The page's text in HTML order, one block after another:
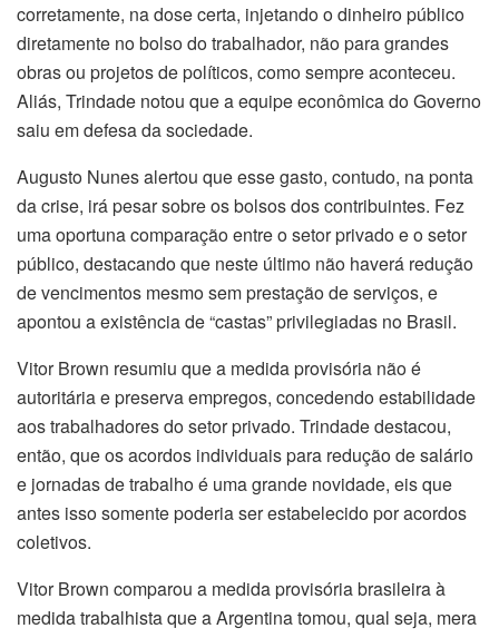
corretamente, na dose certa, injetando o dinheiro público
diretamente no bolso do trabalhador, não para grandes
obras ou projetos de políticos, como sempre aconteceu.
Aliás, Trindade notou que a equipe econômica do Governo
saiu em defesa da sociedade.
Augusto Nunes alertou que esse gasto, contudo, na ponta
da crise, irá pesar sobre os bolsos dos contribuintes. Fez
uma oportuna comparação entre o setor privado e o setor
público, destacando que neste último não haverá redução
de vencimentos mesmo sem prestação de serviços, e
apontou a existência de “castas” privilegiadas no Brasil.
Vitor Brown resumiu que a medida provisória não é
autoritária e preserva empregos, concedendo estabilidade
aos trabalhadores do setor privado. Trindade destacou,
então, que os acordos individuais para redução de salário
e jornadas de trabalho é uma grande novidade, eis que
antes isso somente poderia ser estabelecido por acordos
coletivos.
Vitor Brown comparou a medida provisória brasileira à
medida trabalhista que a Argentina tomou, qual seja, mera